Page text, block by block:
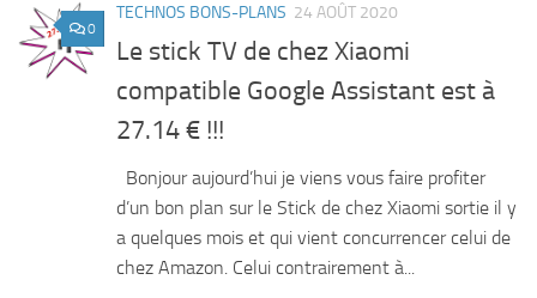
0
TECHNOS BONS-PLANS 24 AOÛT 2020
Le stick TV de chez Xiaomi
compatible Google Assistant est à
27.14 € !!!
Bonjour aujourd’hui je viens vous faire profiter
d’un bon plan sur le Stick de chez Xiaomi sortie il y
a quelques mois et qui vient concurrencer celui de
chez Amazon. Celui contrairement à...